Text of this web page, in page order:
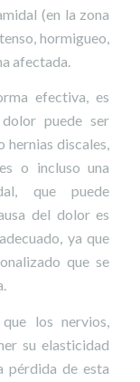
(en la zona
hormigueo,
afectada.
efectiva, es
puede ser
hernias discales,
o incluso una
que puede
del dolor es
ya que
que se
los nervios,
su elasticidad
pérdida de esta